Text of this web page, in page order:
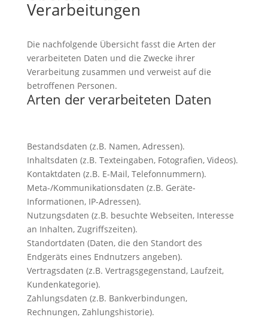
Verarbeitungen
Die nachfolgende Übersicht fasst die Arten der
verarbeiteten Daten und die Zwecke ihrer
Verarbeitung zusammen und verweist auf die
betroffenen Personen.
Arten der verarbeiteten Daten
Bestandsdaten (z.B. Namen, Adressen).
Inhaltsdaten (z.B. Texteingaben, Fotografien, Videos).
Kontaktdaten (z.B. E-Mail, Telefonnummern).
Meta-/Kommunikationsdaten (z.B. Geräte-
Informationen, IP-Adressen).
Nutzungsdaten (z.B. besuchte Webseiten, Interesse
an Inhalten, Zugriffszeiten).
Standortdaten (Daten, die den Standort des
Endgeräts eines Endnutzers angeben).
Vertragsdaten (z.B. Vertragsgegenstand, Laufzeit,
Kundenkategorie).
Zahlungsdaten (z.B. Bankverbindungen,
Rechnungen, Zahlungshistorie).